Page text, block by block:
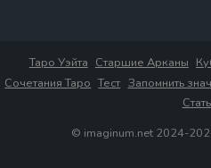
Таро Уэйта Старшие Арканы
Сочетания Таро Тест Запомнить
© imaginum.net 2024-